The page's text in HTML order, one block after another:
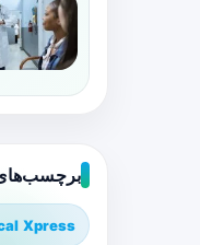
برچسب‌های
Xpress